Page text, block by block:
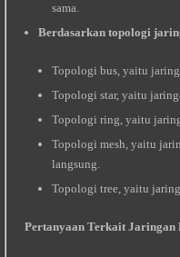
sama.
Berdasarkan topologi
Topologi bus, yaitu
Topologi star, yaitu
Topologi ring, yaitu
Topologi mesh, yaitu
langsung.
Topologi tree, yaitu
Pertanyaan Terkait Jaringan